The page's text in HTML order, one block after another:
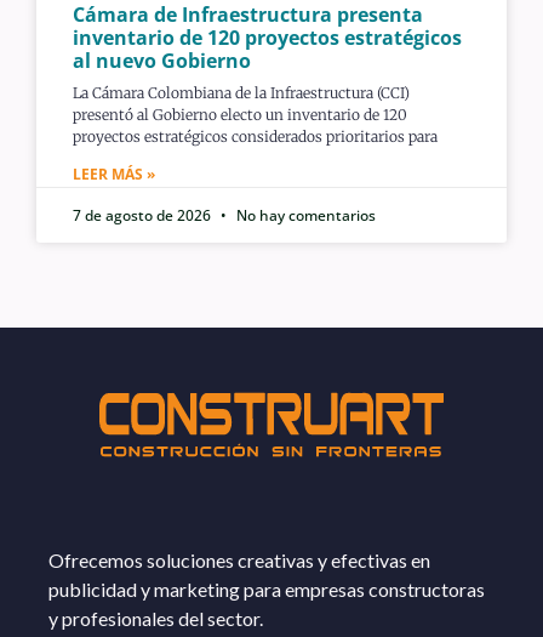
Cámara de Infraestructura presenta
inventario de 120 proyectos estratégicos
al nuevo Gobierno
La Cámara Colombiana de la Infraestructura (CCI)
presentó al Gobierno electo un inventario de 120
proyectos estratégicos considerados prioritarios para
LEER MÁS »
7 de agosto de 2026
No hay comentarios
Ofrecemos soluciones creativas y efectivas en
publicidad y marketing para empresas constructoras
y profesionales del sector.